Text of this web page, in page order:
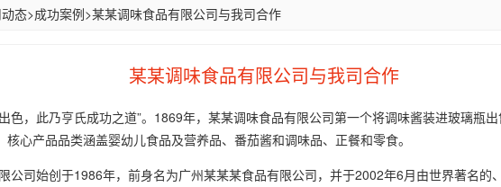
态>成功案例>某某调味食品有限公司与我司合作
某某调味食品有限公司与我司合作
色，此乃亨氏成功之道”。1869年，某某调味食品有限公司第一个将调味酱装进玻璃瓶
心产品品类涵盖婴幼儿食品及营养品、番茄酱和调味品、正餐和零食。
公司始创于1986年，前身名为广州某某某食品有限公司，并于2002年6月由世界著名的